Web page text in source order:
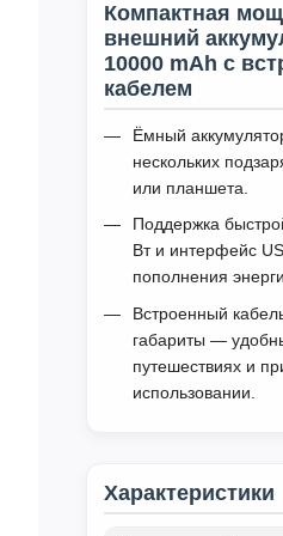
Компактная
внешний
10000 mAh с
кабелем
Ёмный
нескольких
или планшета.
Поддержка
Вт и интерфейс
пополнения
Встроенный
габариты —
путешествиях и
использовании.
Характеристики